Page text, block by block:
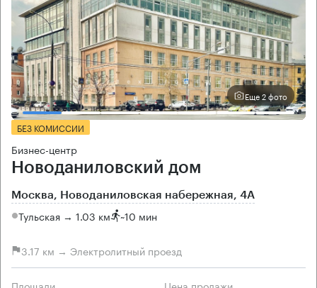
Еще 2 фото
БЕЗ КОМИССИИ
Бизнес-центр
Новоданиловский дом
Москва, Новоданиловская набережная, 4А
Тульская → 1.03 км ~10 мин
3.17 км → Электролитный проезд